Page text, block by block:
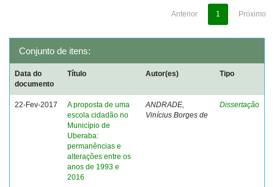
Anterior 1 Próximo
Conjunto de itens:
Data do
documento
Título Autor(es) Tipo
22-Fev-2017
A proposta de uma
escola cidadão no
Município de
Uberaba:
permanências e
alterações entre os
anos de 1993 e
2016
ANDRADE,
Vinícius Borges de
Dissertação